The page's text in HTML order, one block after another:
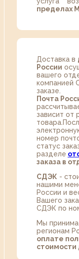
пределах
Доставка в
России
вашего
компанией
заказе.
Почта
зависит от
номер
статус
разделе
заказа в
СДЭК -
нашими
России и
Вашего
СДЭК по
Мы
регионам
оплате
стоимости